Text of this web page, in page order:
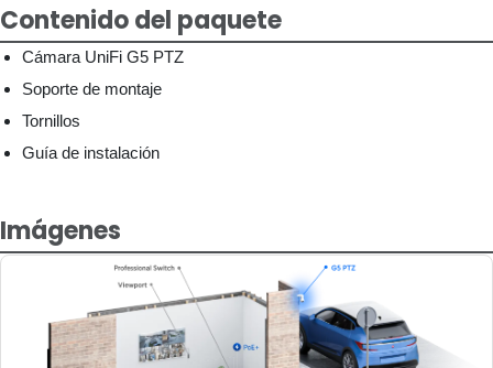
Contenido del paquete
Cámara UniFi G5 PTZ
Soporte de montaje
Tornillos
Guía de instalación
Imágenes